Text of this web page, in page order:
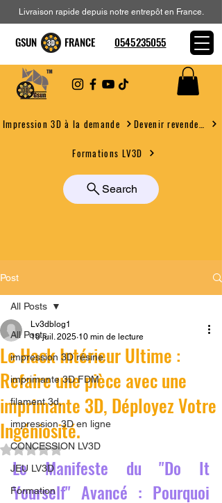
Impression 3D à la demande
Formations LV3D
Search
Livraison rapide depuis notre entrepôt en France.
GSUN FRANCE 0545235055
Post
All Posts
impression 3D résine.
imprimante 3D FDM
filament 3d,
impression 3D en ligne
CONCESSION LV3D
JEU LV3D
Formation
All Posts
Le Hack Intérieur Ultime :
Refaire une pièce avec une
imprimante 3D, Déployez Votre
Ingéniosité.
Lv3dblog1
10 juil. 2025 10 min de lecture
Noté NaN étoiles sur 5.
Le Manifeste du "Do It